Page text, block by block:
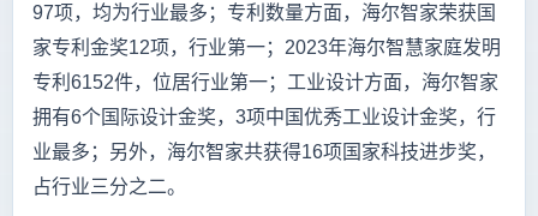
97项，均为行业最多；专利数量方面，海尔智家荣获国
家专利金奖12项，行业第一；2023年海尔智慧家庭发明
专利6152件，位居行业第一；工业设计方面，海尔智家
拥有6个国际设计金奖，3项中国优秀工业设计金奖，行
业最多；另外，海尔智家共获得16项国家科技进步奖，
占行业三分之二。